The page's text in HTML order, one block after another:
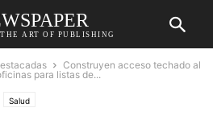
ART OF PUBLISHING
Construyen acceso techado al
para listas de...
Salud